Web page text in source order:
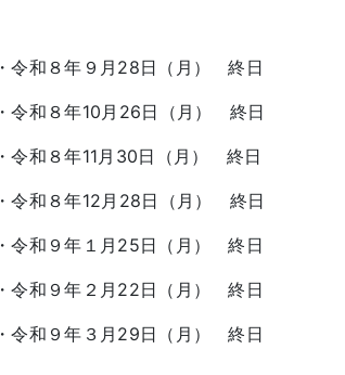
・令和８年９月28日（月） 終日
・令和８年10月26日（月） 終日
・令和８年11月30日（月） 終日
・令和８年12月28日（月） 終日
・令和９年１月25日（月） 終日
・令和９年２月22日（月） 終日
・令和９年３月29日（月） 終日